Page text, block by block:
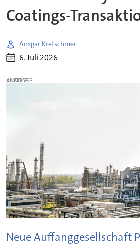
Coatings-
Ansgar Kretschmer
6. Juli 2026
ANZEIGE
Neue Auffanggesellschaft